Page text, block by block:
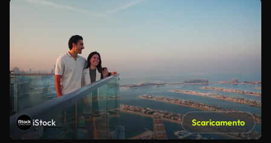
iStock Scaricamento